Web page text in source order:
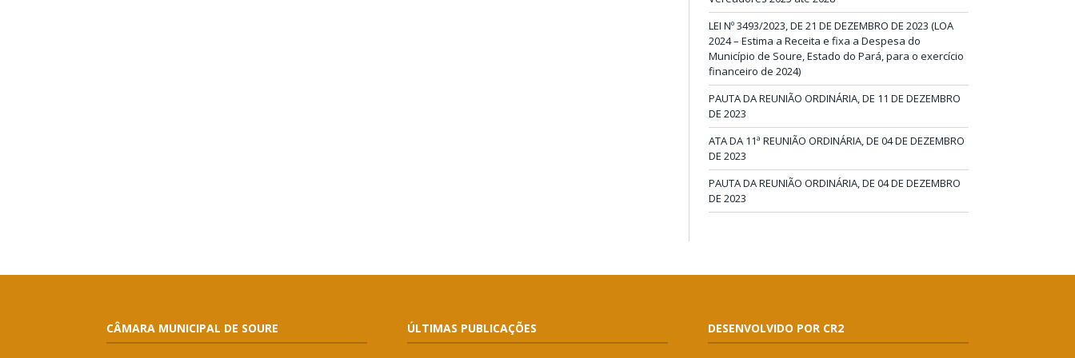
LEI Nº 3493/2023, DE 21 DE DEZEMBRO DE 2023 (LOA
2024 – Estima a Receita e fixa a Despesa do
Município de Soure, Estado do Pará, para o exercício
financeiro de 2024)
PAUTA DA REUNIÃO ORDINÁRIA, DE 11 DE DEZEMBRO
DE 2023
ATA DA 11ª REUNIÃO ORDINÁRIA, DE 04 DE DEZEMBRO
DE 2023
PAUTA DA REUNIÃO ORDINÁRIA, DE 04 DE DEZEMBRO
DE 2023
CÂMARA MUNICIPAL DE SOURE ÚLTIMAS PUBLICAÇÕES DESENVOLVIDO POR CR2